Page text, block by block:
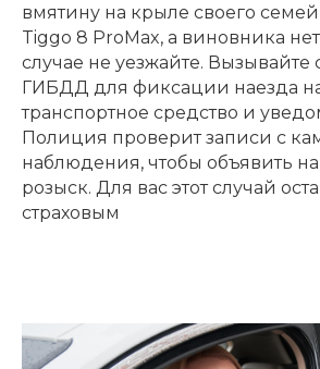
вмятину на крыле своего
Tiggo 8 ProMax, а виновника
случае не уезжайте. Вызывайте
ГИБДД для фиксации наезда
транспортное средство и
Полиция проверит записи с
наблюдения, чтобы объявить
розыск. Для вас этот случай
страховым